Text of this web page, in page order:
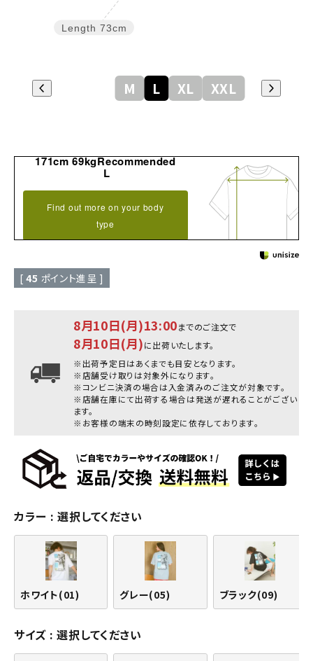
Length 73cm
M L XL XXL
171cm 69kgRecommended
L
Find out more on your body
type
[ 45 ポイント進呈 ]
8月10日(月)13:00までのご注文で
8月10日(月)に出荷いたします。
※出荷予定日はあくまでも目安となります。
※店舗受け取りは対象外になります。
※コンビニ決済の場合は入金済みのご注文が対象です。
※店舗在庫にて出荷する場合は発送が遅れることがござい
ます。
※お客様の端末の時刻設定に依存しております。
カラー 選択してください
ホワイト(01) グレー(05) ブラック(09)
サイズ 選択してください